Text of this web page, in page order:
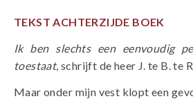
TEKST ACHTERZIJDE BOEK
Ik ben slechts een eenvoudig
toestaat, schrijft de heer J. te B. te
Maar onder mijn vest klopt een